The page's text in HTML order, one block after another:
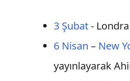
3 Şubat-
6 Nisan – New
yayınlayarak